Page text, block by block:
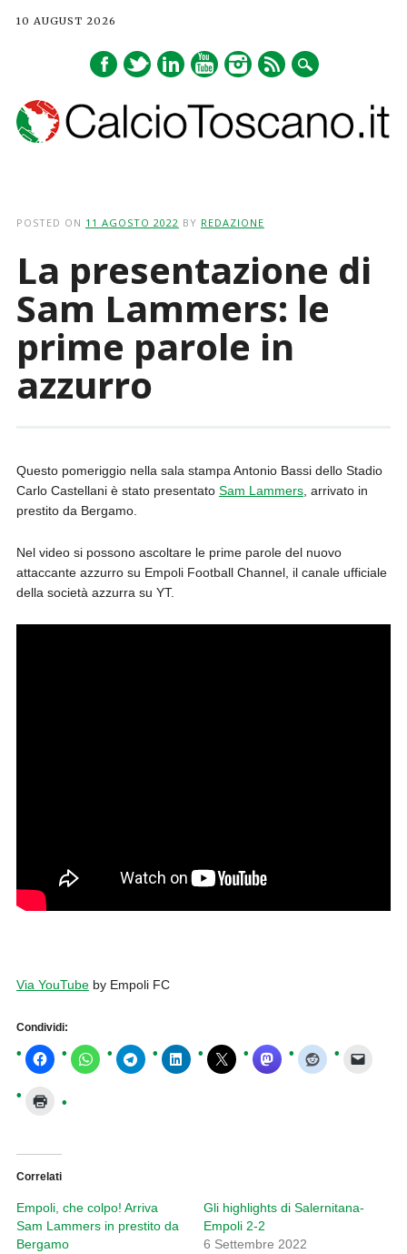
10 AUGUST 2026
POSTED ON 11 AGOSTO 2022 BY REDAZIONE
La presentazione di
Sam Lammers: le
prime parole in
azzurro
Questo pomeriggio nella sala stampa Antonio Bassi dello Stadio
Carlo Castellani è stato presentato Sam Lammers, arrivato in
prestito da Bergamo.
Nel video si possono ascoltare le prime parole del nuovo
attaccante azzurro su Empoli Football Channel, il canale ufficiale
della società azzurra su YT.
Via YouTubeby Empoli FC
Condividi:
Correlati
Empoli, che colpo! Arriva
Sam Lammers in prestito da
Bergamo
Gli highlights di Salernitana-
Empoli 2-2
6 Settembre 2022